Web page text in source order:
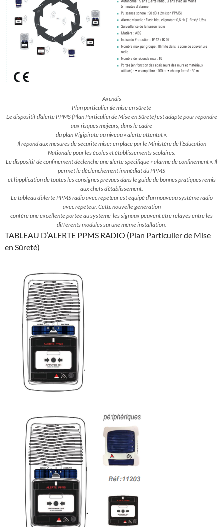
Axendis
Plan particulier de mise en sûreté
Le dispositif d’alerte PPMS (Plan Particulier de Mise en Sûreté) est adapté pour répondre
aux risques majeurs, dans le cadre
du plan Vigipirate au niveau « alerte attentat ».
Il répond aux mesures de sécurité mises en place par le Ministère de l’Education
Nationale pour les écoles et établissements scolaires.
Le dispositif de confinement déclenche une alerte spécifique « alarme de confinement ». Il
permet le déclenchement immédiat du PPMS
et l’application de toutes les consignes prévues dans le guide de bonnes pratiques remis
aux chefs d’établissement.
Le tableau d’alerte PPMS radio avec répéteur est équipé d’un nouveau système radio
avec répéteur. Cette nouvelle génération
confère une excellente portée au système, les signaux peuvent être relayés entre les
différents modules sur une même installation.
TABLEAU D’ALERTE PPMS RADIO (Plan Particulier de Mise
en Sûreté)